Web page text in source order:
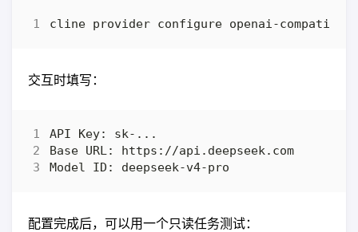
交互时填写：
配置完成后，可以用一个只读任务测试：